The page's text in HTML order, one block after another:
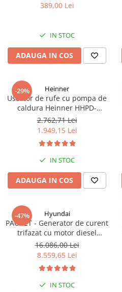
389,00 Lei
IN STOC
ADAUGA IN COS
-29% Heinner
Uscator de rufe cu pompa de
caldura Heinner HHPD-
V9T2KA++ Capacitate 9kg,
Clasa A++, 15 programe,
Display LED, Program Baby
Care, Functie anti-sifonare
2.762,71 Lei
1.949,15 Lei
IN STOC
ADAUGA IN COS
-47% Hyundai
PACHET - Generator de curent
trifazat cu motor diesel
Hyundai DHY8600SE-T, putere
motor 12 CP, Putere maxima
7.9 kVA, tensiune 380 / 220 V +
Automatizare trifazata ATS12-
3P
16.086,00 Lei
8.559,65 Lei
IN STOC